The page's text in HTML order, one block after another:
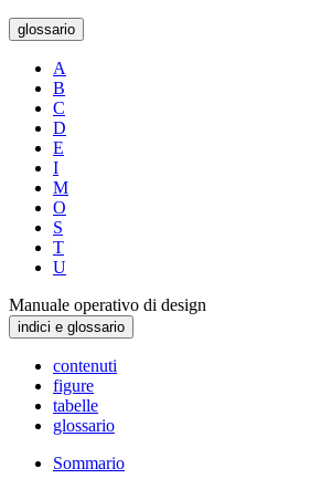
glossario
A
B
C
D
E
I
M
O
S
T
U
Manuale operativo di design
indici e glossario
contenuti
figure
tabelle
glossario
Sommario